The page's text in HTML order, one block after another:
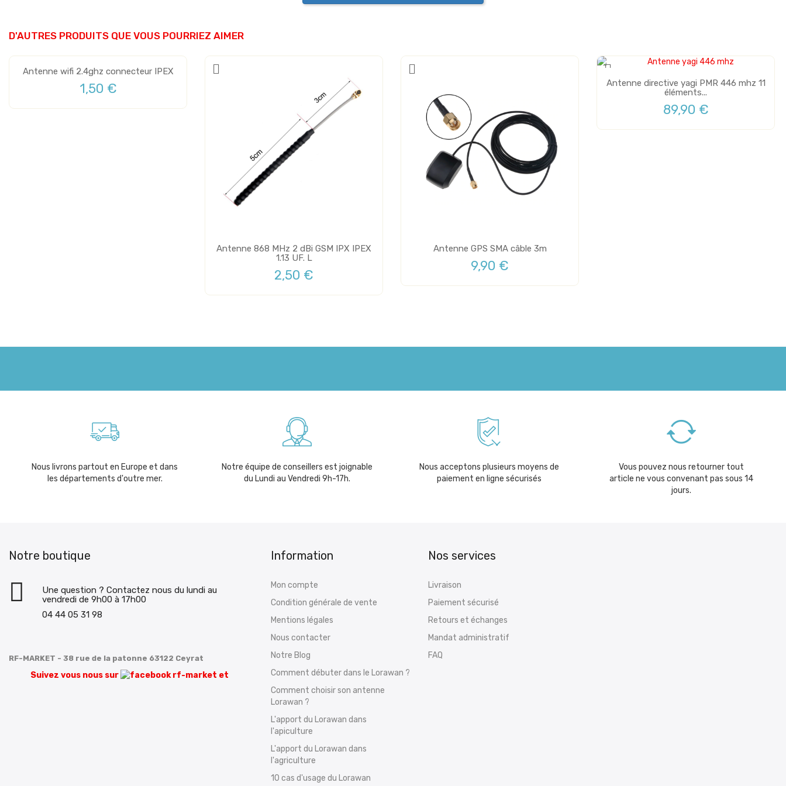
D'AUTRES PRODUITS QUE VOUS POURRIEZ AIMER
Antenne wifi 2.4ghz connecteur IPEX
1,50 €
Antenne 868 MHz 2 dBi GSM IPX IPEX
1.13 UF. L
2,50 €
Antenne GPS SMA câble 3m
9,90 €
Antenne directive yagi PMR 446 mhz 11
éléments...
89,90 €
Nous livrons partout en Europe et dans
les départements d'outre mer.
Notre équipe de conseillers est joignable
du Lundi au Vendredi 9h-17h.
Nous acceptons plusieurs moyens de
paiement en ligne sécurisés
Vous pouvez nous retourner tout
article ne vous convenant pas sous 14
jours.
Notre boutique
Une question ? Contactez nous du lundi au
vendredi de 9h00 à 17h00
04 44 05 31 98
RF-MARKET - 38 rue de la patonne 63122 Ceyrat
Suivez vous nous sur et
Information
Mon compte
Condition générale de vente
Mentions légales
Nous contacter
Notre Blog
Comment débuter dans le Lorawan ?
Comment choisir son antenne
Lorawan ?
L'apport du Lorawan dans
l'apiculture
L'apport du Lorawan dans
l'agriculture
10 cas d'usage du Lorawan
Nos services
Livraison
Paiement sécurisé
Retours et échanges
Mandat administratif
FAQ